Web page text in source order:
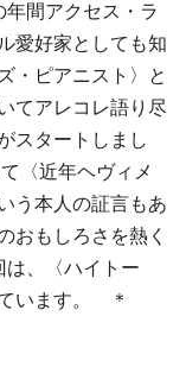
年間アクセス・ラ
愛好家としても知
・ピアニスト〉と
てアレコレ語り尽
スタートしまし
〈近年ヘヴィメ
う本人の証言もあ
おもしろさを熱く
は、〈ハイトー
います。 ＊